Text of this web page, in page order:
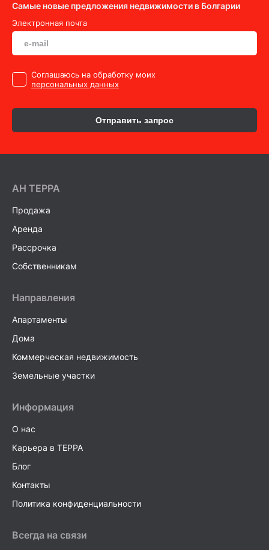
Самые новые предложения недвижимости в Болгарии
Электронная почта
Cоглашаюсь на обработку моих
персональных данных
Отправить запрос
AH ТEPPA
Продажа
Аренда
Рассрочка
Собственникам
Направления
Апартаменты
Дома
Коммерческая недвижимость
Земельные участки
Информация
О нас
Карьера в TEPPA
Блог
Контакты
Политика конфиденциальности
Всегда на связи